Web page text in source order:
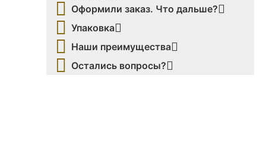
Оформили заказ. Что дальше?
Упаковка
Наши преимущества
Остались вопросы?